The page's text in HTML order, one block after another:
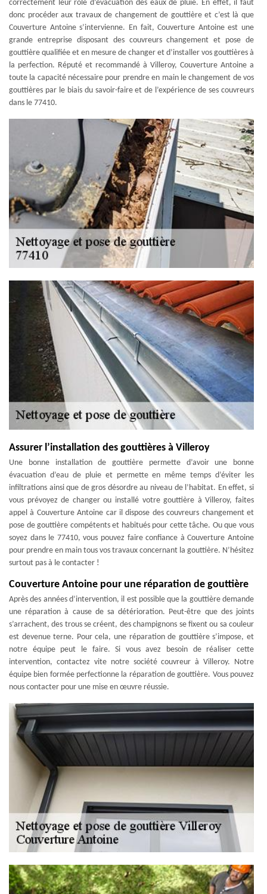
correctement leur rôle d’évacuation des eaux de pluie. En effet, il faut
donc procéder aux travaux de changement de gouttière et c’est là que
Couverture Antoine s’intervienne. En fait, Couverture Antoine est une
grande entreprise disposant des couvreurs changement et pose de
gouttière qualifiée et en mesure de changer et d’installer vos gouttières à
la perfection. Réputé et recommandé à Villeroy, Couverture Antoine a
toute la capacité nécessaire pour prendre en main le changement de vos
gouttières par le biais du savoir-faire et de l’expérience de ses couvreurs
dans le 77410.
Assurer l’installation des gouttières à Villeroy
Une bonne installation de gouttière permette d’avoir une bonne
évacuation d’eau de pluie et permette en même temps d’éviter les
infiltrations ainsi que de gros désordre au niveau de l’habitat. En effet, si
vous prévoyez de changer ou installé votre gouttière à Villeroy, faites
appel à Couverture Antoine car il dispose des couvreurs changement et
pose de gouttière compétents et habitués pour cette tâche. Ou que vous
soyez dans le 77410, vous pouvez faire confiance à Couverture Antoine
pour prendre en main tous vos travaux concernant la gouttière. N’hésitez
surtout pas à le contacter !
Couverture Antoine pour une réparation de gouttière
Après des années d’intervention, il est possible que la gouttière demande
une réparation à cause de sa détérioration. Peut-être que des joints
s’arrachent, des trous se créent, des champignons se fixent ou sa couleur
est devenue terne. Pour cela, une réparation de gouttière s’impose, et
notre équipe peut le faire. Si vous avez besoin de réaliser cette
intervention, contactez vite notre société couvreur à Villeroy. Notre
équipe bien formée perfectionne la réparation de gouttière. Vous pouvez
nous contacter pour une mise en œuvre réussie.